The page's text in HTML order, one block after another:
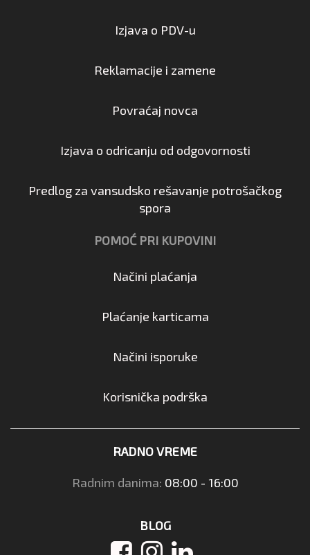
Izjava o PDV-u
Reklamacije i zamene
Povraćaj novca
Izjava o odricanju od odgovornosti
Predlog za vansudsko rešavanje potrošačkog
spora
POMOĆ PRI KUPOVINI
Načini plaćanja
Plaćanje karticama
Načini isporuke
Korisnička podrška
RADNO VREME
Radnim danima: 08:00 - 16:00
BLOG